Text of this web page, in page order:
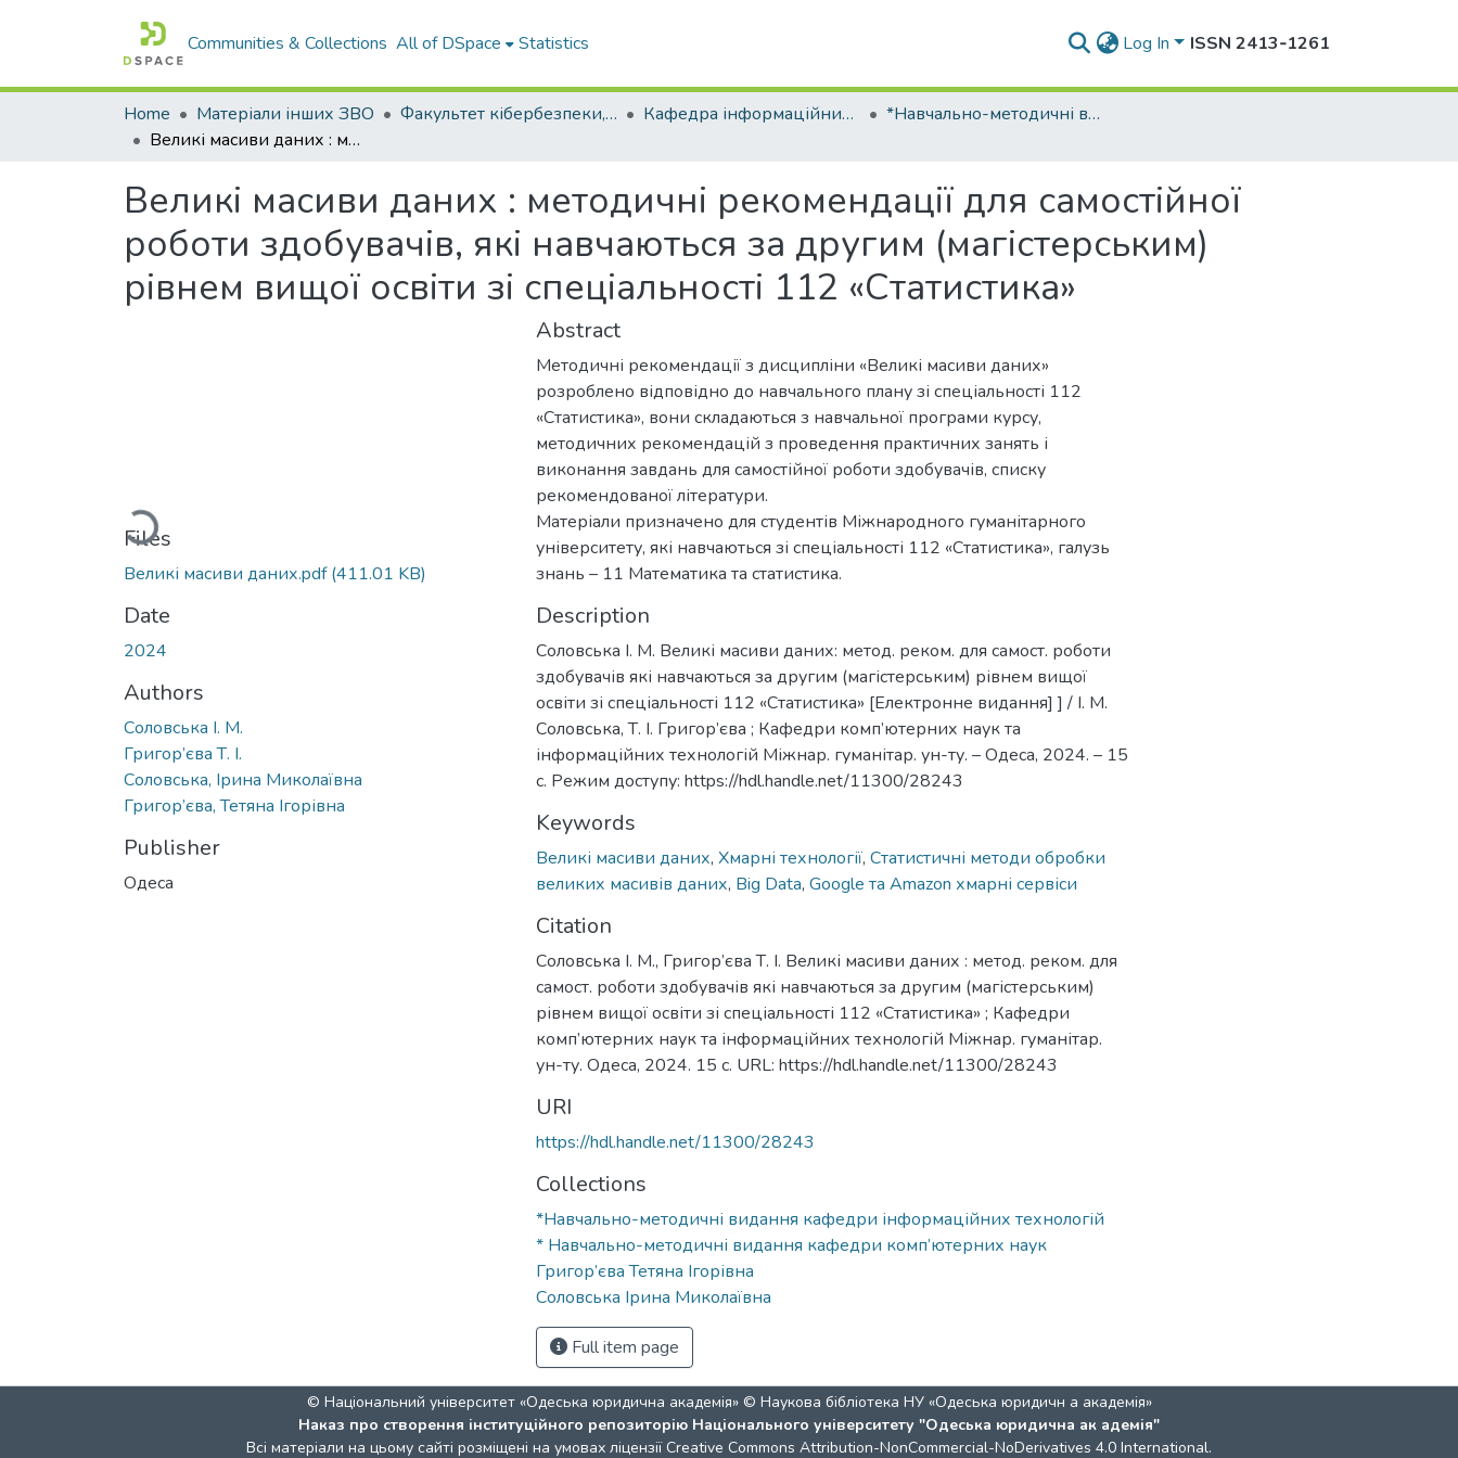
Communities & Collections All of DSpace Statistics Log In ISSN 2413‑1261
Home Матеріали інших ЗВО Факультет кібербезпеки, програмної інженерії та комп’ютерних наук Міжнародного університету Кафедра інформаційних технологій
*Навчально-методичні видання кафедри інформаційних технологій
Великі масиви даних : методичні рекомендації для самостійної роботи здобувачів, які навчаються за другим (магістерським) рівнем вищої освіти зі спеціальності 112 «Статистика»
Великі масиви даних : методичні рекомендації для самостійної
роботи здобувачів, які навчаються за другим (магістерським)
рівнем вищої освіти зі спеціальності 112 «Статистика»
Loading...
Files
Великі масиви даних.pdf(411.01 KB)
Date
2024
Authors
Соловська І. М.
Григор’єва Т. І.
Соловська, Ірина Миколаївна
Григор’єва, Тетяна Ігорівна
Publisher
Одеса
Abstract
Методичні рекомендації з дисципліни «Великі масиви даних»
розроблено відповідно до навчального плану зі спеціальності 112
«Статистика», вони складаються з навчальної програми курсу,
методичних рекомендацій з проведення практичних занять і
виконання завдань для самостійної роботи здобувачів, списку
рекомендованої літератури.
Матеріали призначено для студентів Міжнародного гуманітарного
університету, які навчаються зі спеціальності 112 «Статистика», галузь
знань – 11 Математика та статистика.
Description
Соловська І. М. Великі масиви даних: метод. реком. для самост. роботи
здобувачів які навчаються за другим (магістерським) рівнем вищої
освіти зі спеціальності 112 «Статистика» [Електронне видання] ] / І. М.
Соловська, Т. І. Григор’єва ; Кафедри комп’ютерних наук та
інформаційних технологій Міжнар. гуманітар. ун-ту. – Одеса, 2024. – 15
с. Режим доступу: https://hdl.handle.net/11300/28243
Keywords
Великі масиви даних, Хмарні технології, Статистичні методи обробки
великих масивів даних, Big Data, Google та Amazon хмарні сервіси
Citation
Соловська І. М., Григор’єва Т. І. Великі масиви даних : метод. реком. для
самост. роботи здобувачів які навчаються за другим (магістерським)
рівнем вищої освіти зі спеціальності 112 «Статистика» ; Кафедри
комп’ютерних наук та інформаційних технологій Міжнар. гуманітар.
ун-ту. Одеса, 2024. 15 с. URL: https://hdl.handle.net/11300/28243
URI
https://hdl.handle.net/11300/28243
Collections
*Навчально-методичні видання кафедри інформаційних технологій
* Навчально-методичні видання кафедри комп’ютерних наук
Григор’єва Тетяна Ігорівна
Соловська Ірина Миколаївна
Full item page
© Національний університет «Одеська юридична академія» © Наукова бібліотека НУ «Одеська юридичн а академія»
Наказ про створення інституційного репозиторію Національного університету "Одеська юридична ак адемія"
Всі матеріали на цьому сайті розміщені на умовах ліцензії Creative Commons Attribution-NonCommercial-NoDerivatives 4.0 International.